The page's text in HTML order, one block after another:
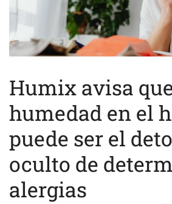
Humix avisa
humedad en el
puede ser el
oculto de
alergias